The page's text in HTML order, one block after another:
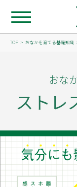
TOP おなかを育てる基礎知識
おな
ストレ